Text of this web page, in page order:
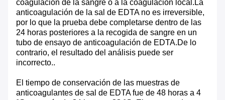
coagulación de la sangre o a la coagulación local.La
anticoagulación de la sal de EDTA no es irreversible,
por lo que la prueba debe completarse dentro de las
24 horas posteriores a la recogida de sangre en un
tubo de ensayo de anticoagulación de EDTA.De lo
contrario, el resultado del análisis puede ser
incorrecto..
El tiempo de conservación de las muestras de
anticoagulantes de sal de EDTA fue de 48 horas a 4